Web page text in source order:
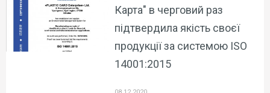
Карта" в черговий раз
підтвердила якість своєї
продукції за системою ISO
14001:2015